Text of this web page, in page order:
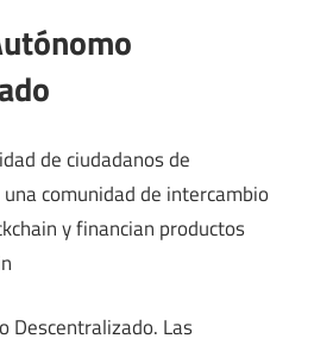
de ciudadanos de
comunidad de intercambio
y financian productos
Descentralizado. Las